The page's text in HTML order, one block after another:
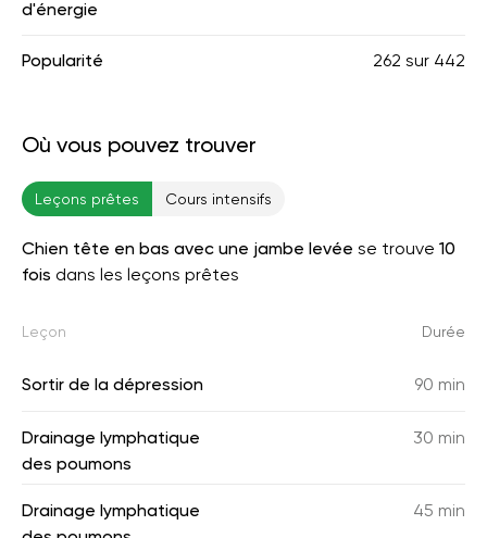
d'énergie
Popularité 262 sur 442
Où vous pouvez trouver
Leçons prêtes Cours intensifs
Chien tête en bas avec une jambe levée se trouve 10
fois dans les leçons prêtes
Leçon Durée
Sortir de la dépression 90 min
Drainage lymphatique
des poumons
30 min
Drainage lymphatique
45 min